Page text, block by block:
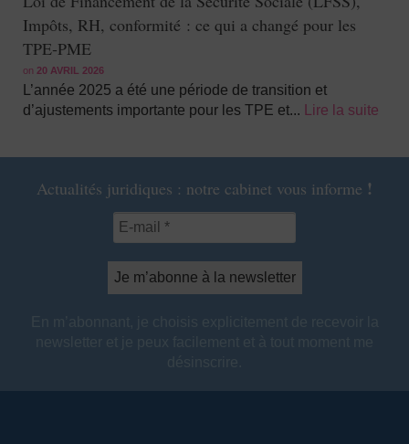
Impôts, RH, conformité : ce qui a changé pour les
TPE‑PME
on 20 AVRIL 2026
L’année 2025 a été une période de transition et
d’ajustements importante pour les TPE et...
Lire la suite
Actualités juridiques : notre cabinet vous informe !